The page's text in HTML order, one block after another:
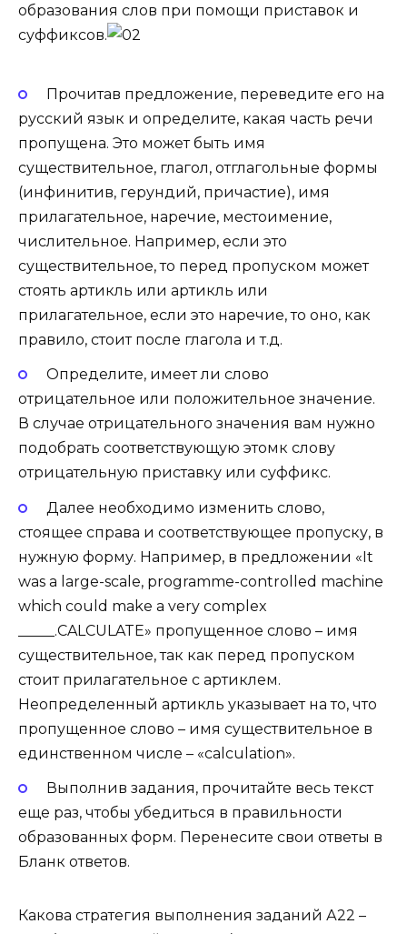
образования слов при помощи приставок и
суффиксов.
Прочитав предложение, переведите его на
русский язык и определите, какая часть речи
пропущена. Это может быть имя
существительное, глагол, отглагольные формы
(инфинитив, герундий, причастие), имя
прилагательное, наречие, местоимение,
числительное. Например, если это
существительное, то перед пропуском может
стоять артикль или артикль или
прилагательное, если это наречие, то оно, как
правило, стоит после глагола и т.д.
Определите, имеет ли слово
отрицательное или положительное значение.
В случае отрицательного значения вам нужно
подобрать соответствующую этомк слову
отрицательную приставку или суффикс.
Далее необходимо изменить слово,
стоящее справа и соответствующее пропуску, в
нужную форму. Например, в предложении «It
was a large-scale, programme-controlled machine
which could make a very complex
_____.CALCULATE» пропущенное слово – имя
существительное, так как перед пропуском
стоит прилагательное с артиклем.
Неопределенный артикль указывает на то, что
пропущенное слово – имя существительное в
единственном числе – «calculation».
Выполнив задания, прочитайте весь текст
еще раз, чтобы убедиться в правильности
образованных форм. Перенесите свои ответы в
Бланк ответов.
Какова стратегия выполнения заданий А22 –